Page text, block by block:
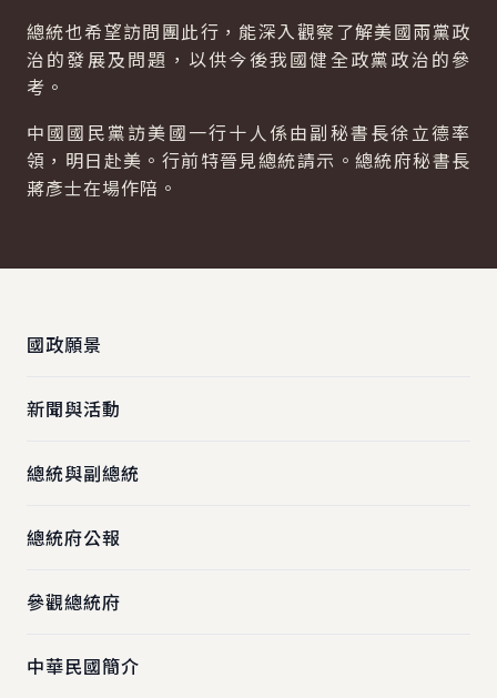
總統也希望訪問團此行，能深入觀察了解美國兩黨政
治的發展及問題，以供今後我國健全政黨政治的參
考。
中國國民黨訪美國一行十人係由副秘書長徐立德率
領，明日赴美。行前特晉見總統請示。總統府秘書長
蔣彥士在場作陪。
國政願景
新聞與活動
總統與副總統
總統府公報
參觀總統府
中華民國簡介